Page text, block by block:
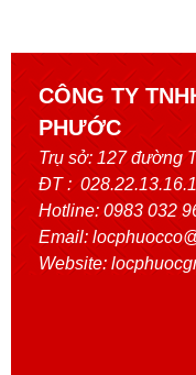
CÔNG TY
PHƯỚC
Trụ sở: 127 đường
ĐT :
Hotline: 0983 032
Email:
Website: